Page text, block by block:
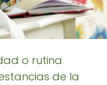
o rutina
de la